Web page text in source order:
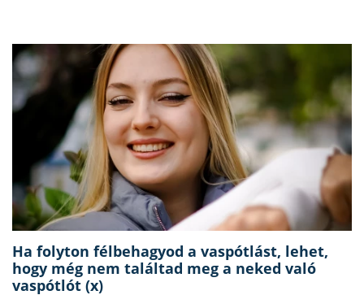
Ha folyton félbehagyod a vaspótlást, lehet,
hogy még nem találtad meg a neked való
vaspótlót (x)